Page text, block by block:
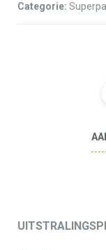
Categorie: